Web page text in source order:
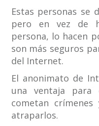
Estas personas se
pero en vez de
persona, lo hacen
son más seguros
del Internet.
El anonimato de
una ventaja para
cometan
atraparlos.